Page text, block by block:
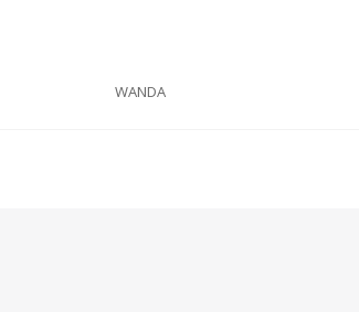
WANDA